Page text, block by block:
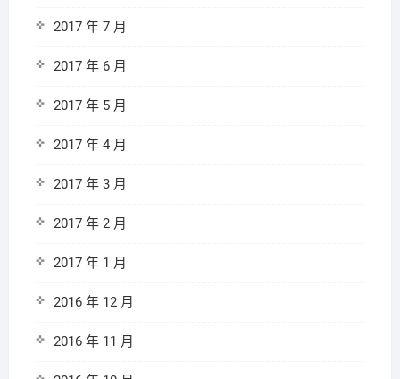
2017 年 7 月
2017 年 6 月
2017 年 5 月
2017 年 4 月
2017 年 3 月
2017 年 2 月
2017 年 1 月
2016 年 12 月
2016 年 11 月